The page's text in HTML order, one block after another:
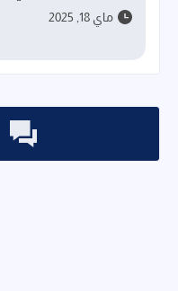
ماي 18, 2025